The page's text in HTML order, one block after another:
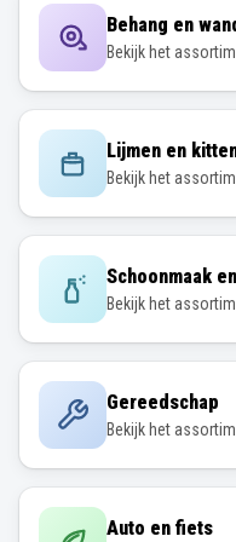
Behang en
Bekijk het
Lijmen en
Bekijk het
Schoonmaak
Bekijk het
Gereedschap
Bekijk het
Auto en fiets